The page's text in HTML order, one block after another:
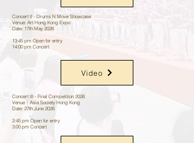
Concert II - Drums N Move Showcase
Venue: Art Hong Kong Expo
Date: 17th May 2026
13:45 pm Open for entry
14:00 pm Concert
Video
Concert III - Final Competition 2026
Venue：Asia Society Hong Kong
Date: 27th June 2026
2:45 pm Open for entry
3:00 pm Concert